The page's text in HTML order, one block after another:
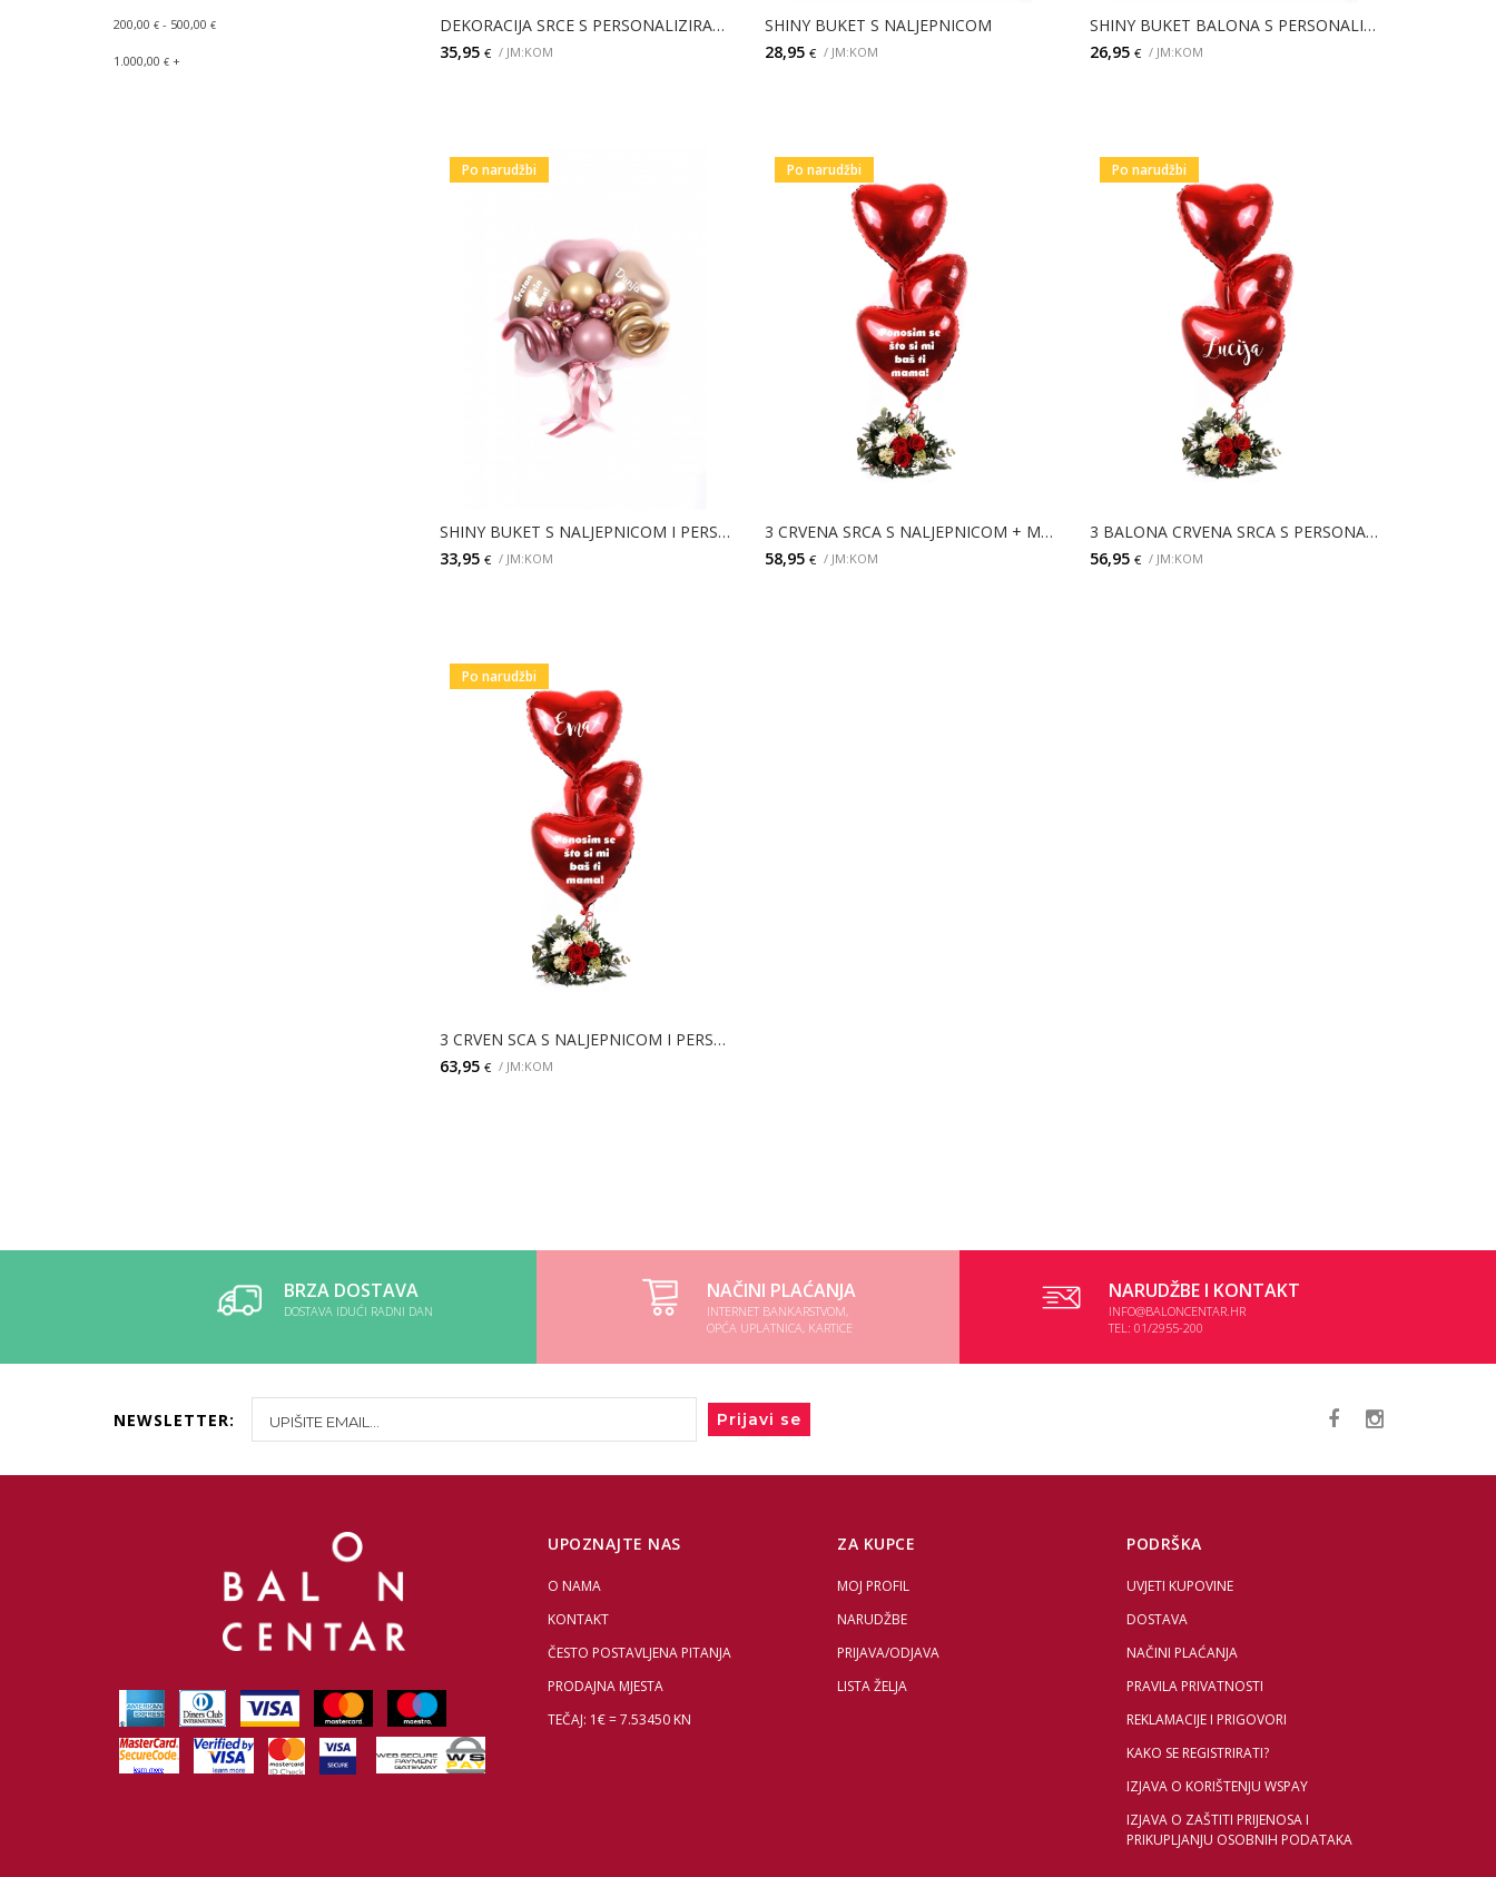
200,00 € - 500,00 €
1.000,00 € +
DEKORACIJA SRCE S PERSONALIZIRANIM NATPISOM
35,95 € / JM:KOM
SHINY BUKET S NALJEPNICOM
28,95 € / JM:KOM
SHINY BUKET BALONA S PERSONALIZIRANIM NATPISOM
26,95€ / JM:KOM
Po narudžbi
SHINY BUKET S NALJEPNICOM I PERSONALIZIR
33,95 € / JM:KOM
Po narudžbi
3 CRVENA SRCA S NALJEPNICOM + MALI BUKET
58,95 € / JM:KOM
Po narudžbi
3 BALONA CRVENA SRCA S PERSONALIZIRANIM NATPISOM + MALI BUKET
56,95€ / JM:KOM
Po narudžbi
3 CRVEN SCA S NALJEPNICOM I PERSONALIZIR + MALI BUKET
63,95 € / JM:KOM
BRZA DOSTAVA
DOSTAVA IDUĆI RADNI DAN
NAČINI PLAĆANJA
INTERNET BANKARSTVOM,
OPĆA UPLATNICA, KARTICE
NARUDŽBE I KONTAKT
INFO@BALONCENTAR.HR
TEL: 01/2955-200
NEWSLETTER: Prijavi se
UPOZNAJTE NAS
O NAMA
KONTAKT
ČESTO POSTAVLJENA PITANJA
PRODAJNA MJESTA
TEČAJ: 1€ = 7.53450 KN
ZA KUPCE
MOJ PROFIL
NARUDŽBE
PRIJAVA/ODJAVA
LISTA ŽELJA
PODRŠKA
UVJETI KUPOVINE
DOSTAVA
NAČINI PLAĆANJA
PRAVILA PRIVATNOSTI
REKLAMACIJE I PRIGOVORI
KAKO SE REGISTRIRATI?
IZJAVA O KORIŠTENJU WSPAY
IZJAVA O ZAŠTITI PRIJENOSA I
PRIKUPLJANJU OSOBNIH PODATAKA